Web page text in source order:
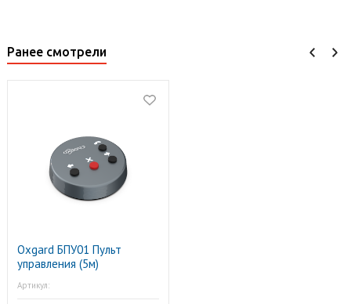
Ранее смотрели
Oxgard БПУ01 Пульт
управления (5м)
Артикул: